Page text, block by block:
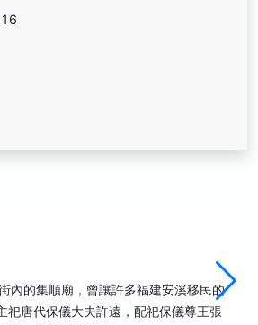
內的集順廟，曾讓許多福建安溪移民的
祀唐代保儀大夫許遠，配祀保儀尊王張